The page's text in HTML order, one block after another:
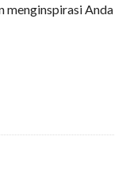
menginspirasi Anda